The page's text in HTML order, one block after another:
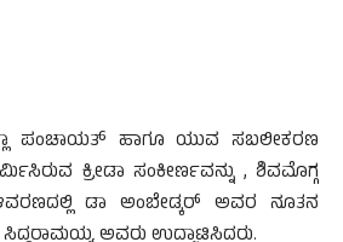
ಪಂಚಾಯತ್ ಹಾಗೂ ಯುವ ಸಬಲೀಕರಣ
ಕ್ರೀಡಾ ಸಂಕೀರ್ಣವನ್ನು , ಶಿವಮೊಗ್ಗ
ಡಾ ಅಂಬೇಡ್ಕರ್ ಅವರ ನೂತನ